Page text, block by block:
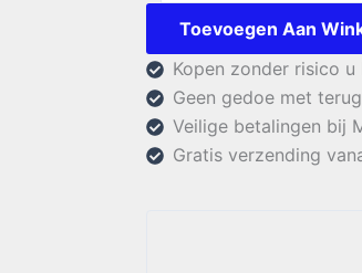
Noise
Cancelling
Hoofdtelefoon
aantal
Toevoegen Aan
Kopen zonder risico
Geen gedoe met
Veilige betalingen bij
Gratis verzending